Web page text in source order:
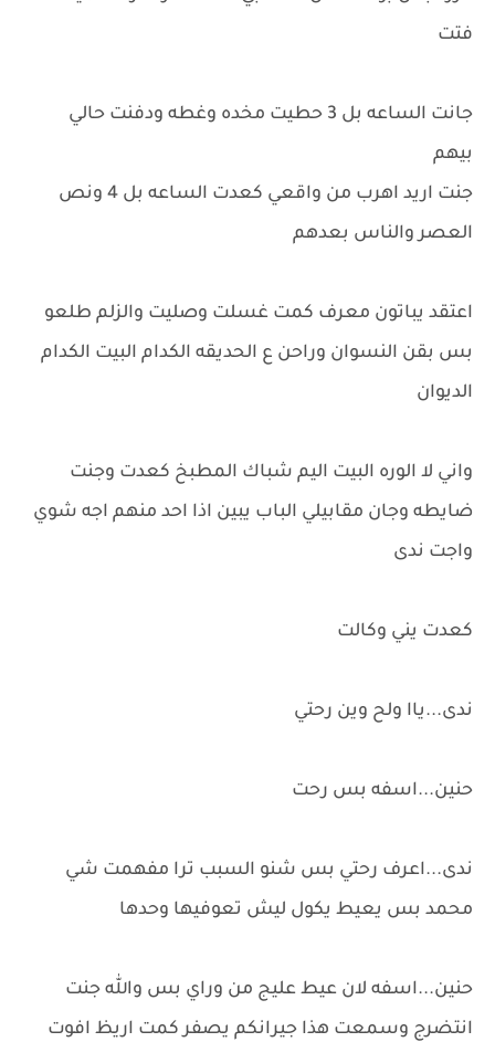
فتت
جانت الساعه بل 3 حطيت مخده وغطه ودفنت حالي
بيهم
جنت اريد اهرب من واقعي كعدت الساعه بل 4 ونص
العصر والناس بعدهم
اعتقد يباتون معرف كمت غسلت وصليت والزلم طلعو
بس بقن النسوان وراحن ع الحديقه الكدام البيت الكدام
الديوان
واني لا الوره البيت اليم شباك المطبخ كعدت وجنت
ضايطه وجان مقابيلي الباب يبين اذا احد منهم اجه شوي
واجت ندى
كعدت يني وكالت
ندى...ياا ولح وين رحتي
حنين...اسفه بس رحت
ندى...اعرف رحتي بس شنو السبب ترا مفهمت شي
محمد بس يعيط يكول ليش تعوفيها وحدها
حنين...اسفه لان عيط عليج من وراي بس والله جنت
انتضرج وسمعت هذا جيرانكم يصفر كمت اريظ افوت